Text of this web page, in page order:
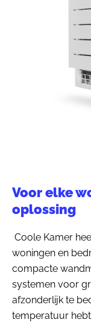
Voor elke
oplossing
Coole Kamer
woningen en
compacte
systemen voor
afzonderlijk te
temperatuur